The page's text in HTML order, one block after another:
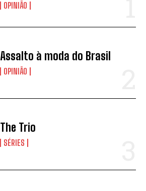
OPINIÃO
Assalto à moda do Brasil
OPINIÃO
The Trio
SÉRIES